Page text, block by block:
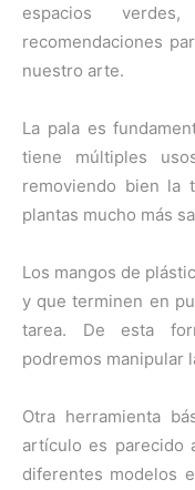
espacios
recomendaciones
nuestro arte.
La pala es
tiene múltiples
removiendo bien la
plantas mucho más
Los mangos de
y que terminen en
tarea. De esta
podremos manipular
Otra herramienta
artículo es parecido
diferentes modelos